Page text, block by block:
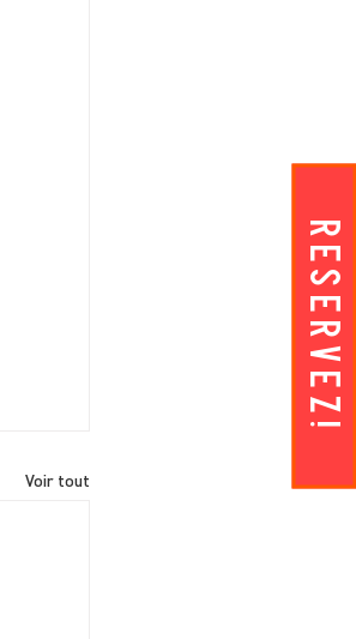
RESERVEZ!
Voir tout